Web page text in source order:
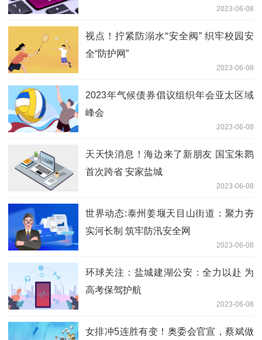
2023-06-08
视点！拧紧防溺水“安全阀” 织牢校园安
全“防护网”
2023-06-08
2023年气候债券倡议组织年会亚太区域
峰会
2023-06-08
天天快消息！海边来了新朋友 国宝朱鹮
首次跨省 安家盐城
2023-06-08
世界动态:泰州姜堰天目山街道：聚力夯
实河长制 筑牢防汛安全网
2023-06-08
环球关注：盐城建湖公安：全力以赴 为
高考保驾护航
2023-06-08
女排冲5连胜有变！奥委会官宣，蔡斌做